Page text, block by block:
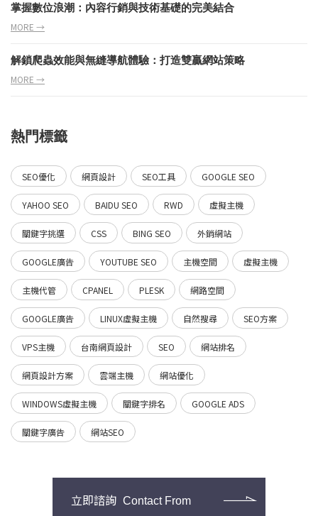
掌握數位浪潮：內容行銷與技術基礎的完美結合
MORE →
解鎖爬蟲效能與無縫導航體驗：打造雙贏網站策略
MORE →
熱門標籤
SEO優化 網頁設計 SEO工具 GOOGLE SEO
YAHOO SEO BAIDU SEO RWD 虛擬主機
關鍵字挑選 CSS BING SEO 外銷網站
GOOGLE廣告 YOUTUBE SEO 主機空間 虛擬主機
主機代管 CPANEL PLESK 網路空間
GOOGLE廣告 LINUX虛擬主機 自然搜尋 SEO方案
VPS主機 台南網頁設計 SEO 網站排名
網頁設計方案 雲端主機 網站優化
WINDOWS虛擬主機 關鍵字排名 GOOGLE ADS
關鍵字廣告 網站SEO
立即諮詢 Contact From